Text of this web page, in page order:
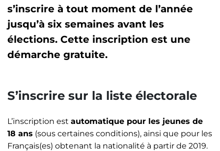
s’inscrire à tout moment de l’année
jusqu’à six semaines avant les
élections. Cette inscription est une
démarche gratuite.
S’inscrire sur la liste électorale
L’inscription est automatique pour les jeunes de
18 ans (sous certaines conditions), ainsi que pour les
Français(es) obtenant la nationalité à partir de 2019.